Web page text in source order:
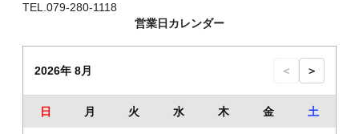
TEL.079-280-1118
営業日カレンダー
2026年 8月 ＜ ＞
日 月 火 水 木 金 土